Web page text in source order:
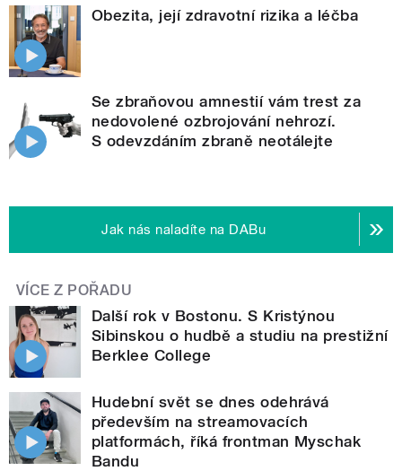
Obezita, její zdravotní rizika a léčba
Se zbraňovou amnestií vám trest za
nedovolené ozbrojování nehrozí.
S odevzdáním zbraně neotálejte
Jak nás naladíte na DABu
VÍCE Z POŘADU
Další rok v Bostonu. S Kristýnou
Sibinskou o hudbě a studiu na prestižní
Berklee College
Hudební svět se dnes odehrává
především na streamovacích
platformách, říká frontman Myschak
Bandu